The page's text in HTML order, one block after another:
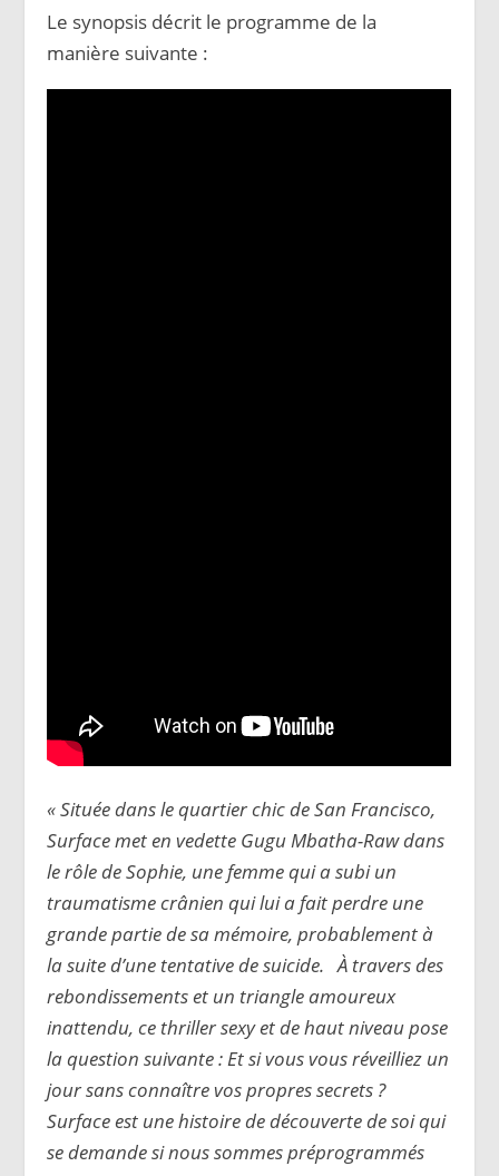
Le synopsis décrit le programme de la
manière suivante :
« Située dans le quartier chic de San Francisco,
Surface met en vedette Gugu Mbatha-Raw dans
le rôle de Sophie, une femme qui a subi un
traumatisme crânien qui lui a fait perdre une
grande partie de sa mémoire, probablement à
la suite d’une tentative de suicide. À travers des
rebondissements et un triangle amoureux
inattendu, ce thriller sexy et de haut niveau pose
la question suivante : Et si vous vous réveilliez un
jour sans connaître vos propres secrets ?
Surface est une histoire de découverte de soi qui
se demande si nous sommes préprogrammés